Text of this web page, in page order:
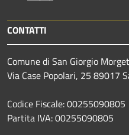
CONTATTI
Comune di San Giorgio
Via Case Popolari, 25 89017
Codice Fiscale: 00255090805
Partita IVA: 00255090805